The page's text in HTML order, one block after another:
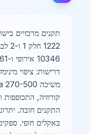
קורוזיה,
באקלים חופי.